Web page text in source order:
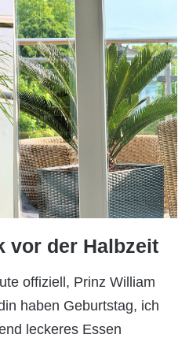
vor der Halbzeit
offiziell, Prinz William
haben Geburtstag, ich
leckeres Essen